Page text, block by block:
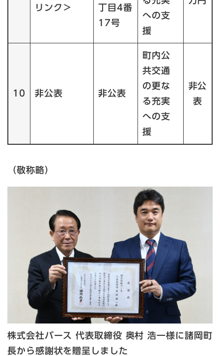
リンク＞
丁目4番
17号
への支
援
10 非公表 非公表
町内公
共交通
の更な
る充実
への支
援
非公
表
（敬称略）
株式会社バース 代表取締役 奥村 浩一様に諸岡町
長から感謝状を贈呈しました